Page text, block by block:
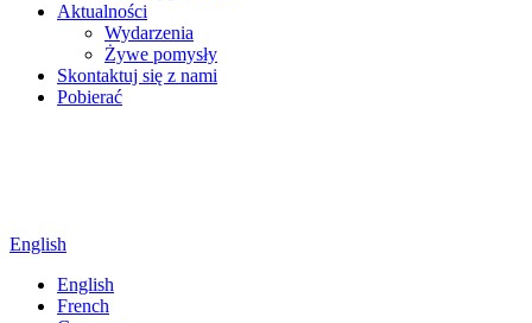
Aktualności
Wydarzenia
Żywe pomysły
Skontaktuj się z nami
Pobierać
English
English
French